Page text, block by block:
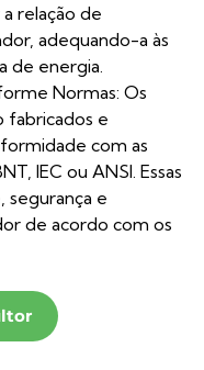
relação de
adequando-a às
de energia.
Normas: Os
fabricados e
com as
IEC ou ANSI. Essas
segurança e
de acordo com os